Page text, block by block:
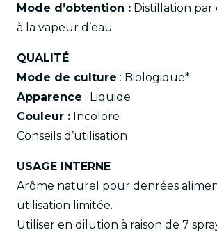
Mode d’obtention : Distillation
à la vapeur d’eau
QUALITÉ
Mode de culture : Biologique*
Apparence : Liquide
Couleur : Incolore
Conseils d’utilisation
USAGE INTERNE
Arôme naturel pour denrées
utilisation limitée.
Utiliser en dilution à raison de 7